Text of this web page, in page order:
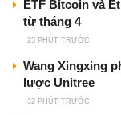
ETF Bitcoin và
từ tháng 4
25 PHÚT TRƯỚC
Wang Xingxing
lược Unitree
32 PHÚT TRƯỚC